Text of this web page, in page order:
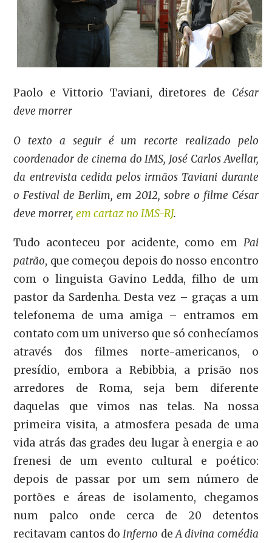
Paolo e Vittorio Taviani, diretores de César
deve morrer
O texto a seguir é um recorte realizado pelo
coordenador de cinema do IMS, José Carlos Avellar,
da entrevista cedida pelos irmãos Taviani durante
o Festival de Berlim, em 2012, sobre o filme César
deve morrer,em cartaz no IMS-RJ.
Tudo aconteceu por acidente, como em Pai
patrão, que começou depois do nosso encontro
com o linguista Gavino Ledda, filho de um
pastor da Sardenha. Desta vez – graças a um
telefonema de uma amiga – entramos em
contato com um universo que só conhecíamos
através dos filmes norte-americanos, o
presídio, embora a Rebibbia, a prisão nos
arredores de Roma, seja bem diferente
daquelas que vimos nas telas. Na nossa
primeira visita, a atmosfera pesada de uma
vida atrás das grades deu lugar à energia e ao
frenesi de um evento cultural e poético:
depois de passar por um sem número de
portões e áreas de isolamento, chegamos
num palco onde cerca de 20 detentos
recitavam cantos doInferno deA divina comédia